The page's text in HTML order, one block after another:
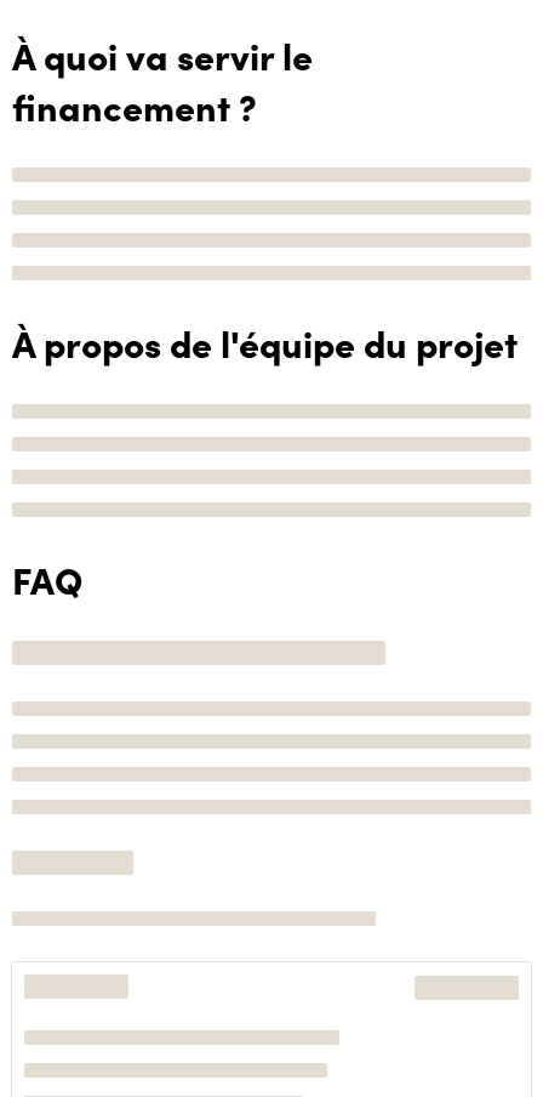
À quoi va servir le
financement ?
À propos de l'équipe du projet
FAQ